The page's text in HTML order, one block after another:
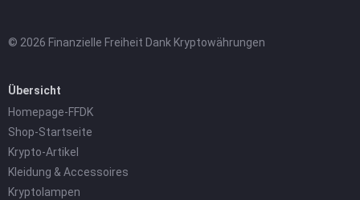
© 2026 Finanzielle Freiheit Dank Kryptowährungen
Übersicht
Homepage-FFDK
Shop-Startseite
Krypto-Artikel
Kleidung & Accessoires
Kryptolampen